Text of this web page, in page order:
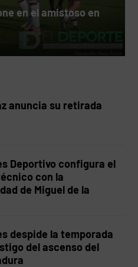
en el amistoso en
anuncia su retirada
Deportivo configura el
con la
de Miguel de la
despide la temporada
del ascenso del